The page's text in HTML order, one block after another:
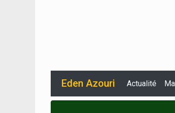
Eden Azouri Actualité